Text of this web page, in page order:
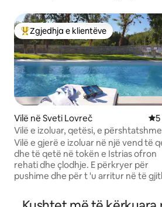
Më të mirat e zgjedhjeve të klientëve
Zgjedhja e klientëve
Vilë në Sveti Lovreč
Vilë e izoluar, qetësi, e përshtatshme
familje dhe kafshë shtëpiake
Vilë e gjerë e izoluar në një vend të
dhe të qetë në tokën e Istrias ofron
rehati dhe çlodhje. E përkryer për
pushime dhe për t 'u arritur në të
qetë, vila ofron privatësi, vend të qetë